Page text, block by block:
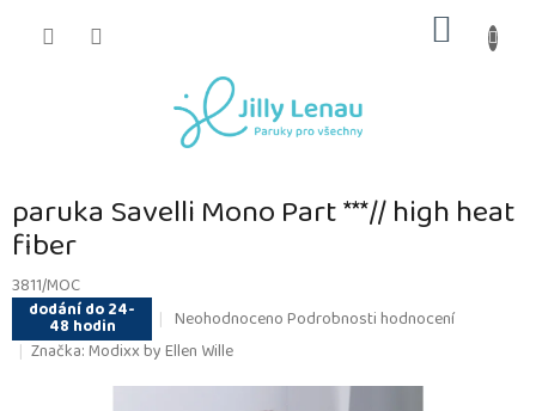
KOŠÍK
paruka Savelli Mono Part ***// high heat
fiber
3811/MOC
dodání do 24-
48 hodin
Průměrné
hodnocení
produktu
je
NeohodnocenoPodrobnosti hodnocení
Značka: Modixx by Ellen Wille